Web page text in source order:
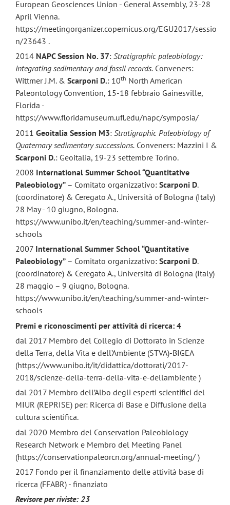
European Geosciences Union - General Assembly, 23-28
April Vienna.
https://meetingorganizer.copernicus.org/EGU2017/sessio
n/23643 .
2014 NAPC Session No. 37:Stratigraphic paleobiology:
Integrating sedimentary and fossil records. Conveners:
Wittmer J.M. &Scarponi D.: 10th North American
Paleontology Convention, 15-18 febbraio Gainesville,
Florida -
https://www.floridamuseum.ufl.edu/napc/symposia/
2011Geoitalia Session M3:Stratigraphic Paleobiology of
Quaternary sedimentary successions. Conveners: Mazzini I &
Scarponi D.: Geoitalia, 19-23 settembre Torino.
2008 International Summer School “Quantitative
Paleobiology” – Comitato organizzativo:Scarponi D.
(coordinatore) & Ceregato A., Università of Bologna (Italy)
28 May - 10 giugno, Bologna.
https://www.unibo.it/en/teaching/summer-and-winter-
schools
2007 International Summer School “Quantitative
Paleobiology” – Comitato organizzativo:Scarponi D.
(coordinatore) & Ceregato A., Università di Bologna (Italy)
28 maggio – 9 giugno, Bologna.
https://www.unibo.it/en/teaching/summer-and-winter-
schools
Premi e riconoscimenti per attività di ricerca: 4
dal 2017 Membro del Collegio di Dottorato in Scienze
della Terra, della Vita e dell’Ambiente (STVA)-BIGEA
(https://www.unibo.it/it/didattica/dottorati/2017-
2018/scienze-della-terra-della-vita-e-dellambiente )
dal 2017 Membro dell’Albo degli esperti scientifici del
MIUR (REPRISE) per: Ricerca di Base e Diffusione della
cultura scientifica.
dal 2020 Membro del Conservation Paleobiology
Research Network e Membro del Meeting Panel
(https://conservationpaleorcn.org/annual-meeting/ )
2017 Fondo per il finanziamento delle attività base di
ricerca (FFABR) - finanziato
Revisore per riviste: 23